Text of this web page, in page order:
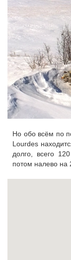
Но обо всём по
Lourdes
долго, всего
потом налево на